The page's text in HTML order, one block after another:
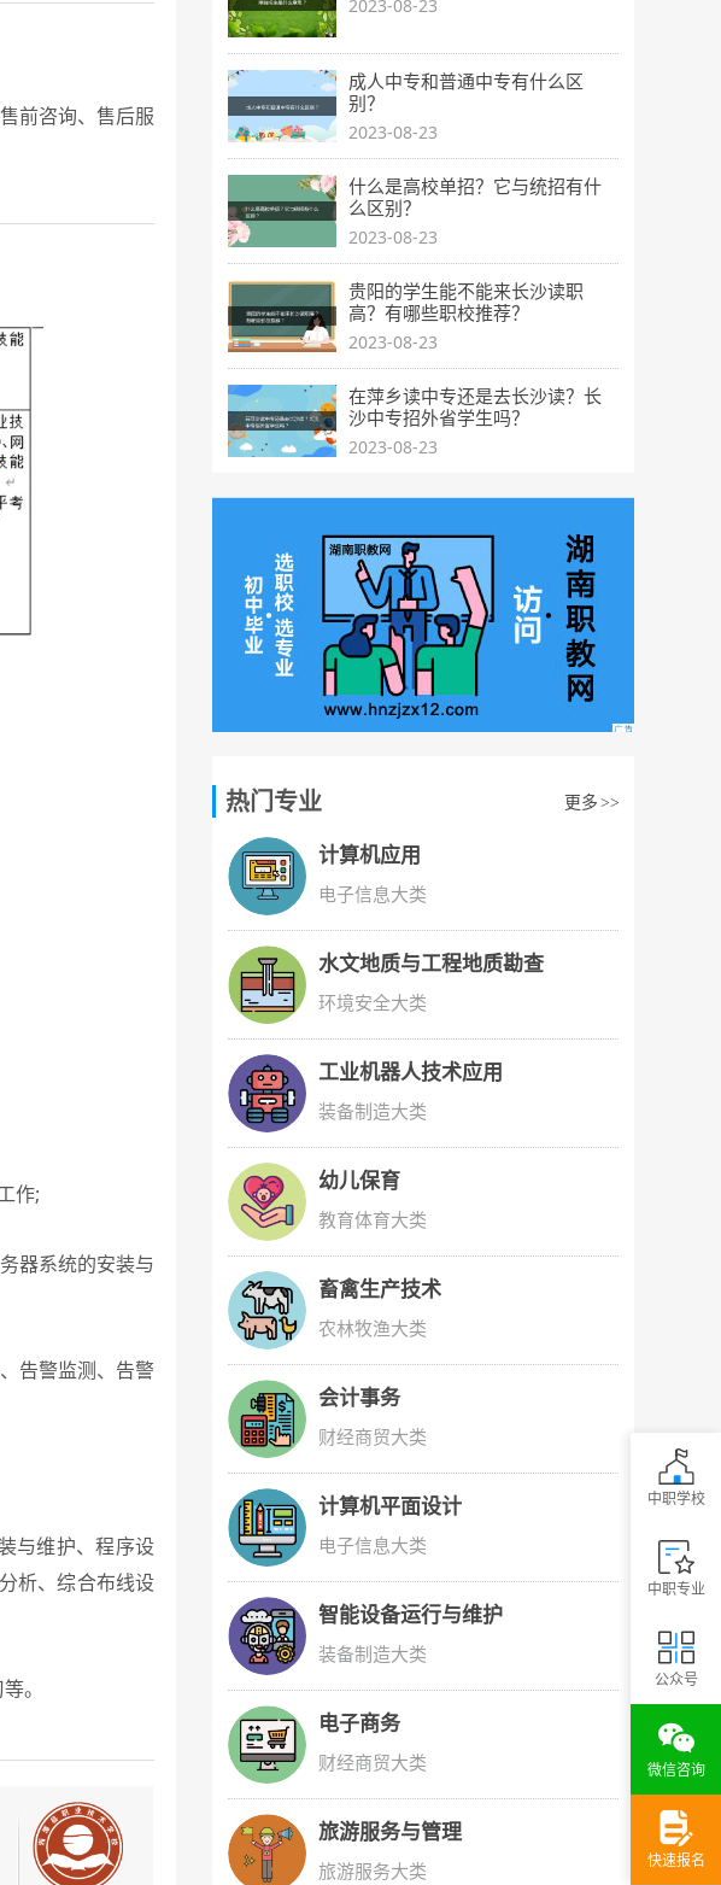
前咨询、售后服
作;
器系统的安装与
告警监测、告警
与维护、程序设
析、综合布线设
。
2023-08-23
成人中专和普通中专有什么区
别？
2023-08-23
什么是高校单招？它与统招有什
么区别？
2023-08-23
贵阳的学生能不能来长沙读职
高？有哪些职校推荐？
2023-08-23
在萍乡读中专还是去长沙读？长
沙中专招外省学生吗？
2023-08-23
热门专业 更多 >>
计算机应用
电子信息大类
水文地质与工程地质勘查
环境安全大类
工业机器人技术应用
装备制造大类
幼儿保育
教育体育大类
畜禽生产技术
农林牧渔大类
会计事务
财经商贸大类
计算机平面设计
电子信息大类
智能设备运行与维护
装备制造大类
电子商务
财经商贸大类
旅游服务与管理
旅游服务大类
中职学校
中职专业
公众号
微信咨询
快速报名